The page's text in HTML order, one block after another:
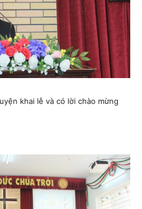
khai lễ và có lời chào mừng